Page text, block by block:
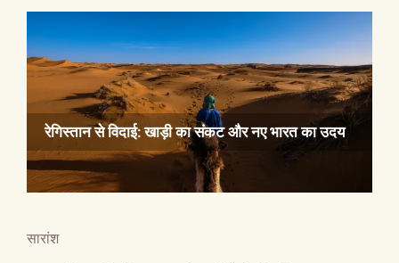
रेगिस्तान से विदाई: खाड़ी का संकट और नए भारत का उदय
सारांश